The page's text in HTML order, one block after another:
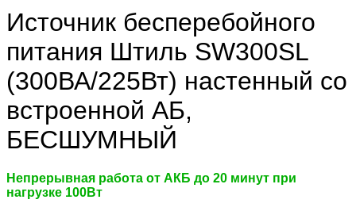
Источник бесперебойного
питания Штиль SW300SL
(300ВА/225Вт) настенный со
встроенной АБ,
БЕСШУМНЫЙ
Непрерывная работа от АКБ до 20 минут при
нагрузке 100Вт